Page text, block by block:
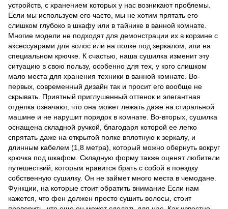
устройств, с хранением которых у нас возникают проблемы.
Если мы используем его часто, мы не хотим прятать его
слишком глубоко в шкафу или в тайнике в ванной комнате.
Многие модели не подходят для демонстрации их в корзине с
аксессуарами для волос или на полке под зеркалом, или на
специальном крючке. К счастью, наша сушилка изменит эту
ситуацию в свою пользу, особенно для тех, у кого слишком
мало места для хранения техники в ванной комнате. Во-
первых, современный дизайн так и просит его вообще не
скрывать. Приятный приглушенный оттенок и элегантная
отделка означают, что она может лежать даже на стиральной
машине и не нарушит порядок в комнате. Во-вторых, сушилка
оснащена складной ручкой, благодаря которой ее легко
спрятать даже на открытой полке вплотную к зеркалу, и
длинным кабелем (1,8 метра), который можно обернуть вокруг
крючка под шкафом. Складную форму также оценят любители
путешествий, которым нравится брать с собой в поездку
собственную сушилку. Он не займет много места в чемодане.
Функции, на которые стоит обратить внимание Если нам
кажется, что фен должен просто сушить волосы, стоит